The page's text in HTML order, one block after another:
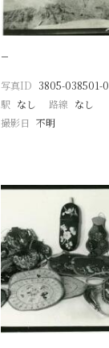
−
写真ID 3805-038501-0
駅 なし 路線 なし
撮影日 不明